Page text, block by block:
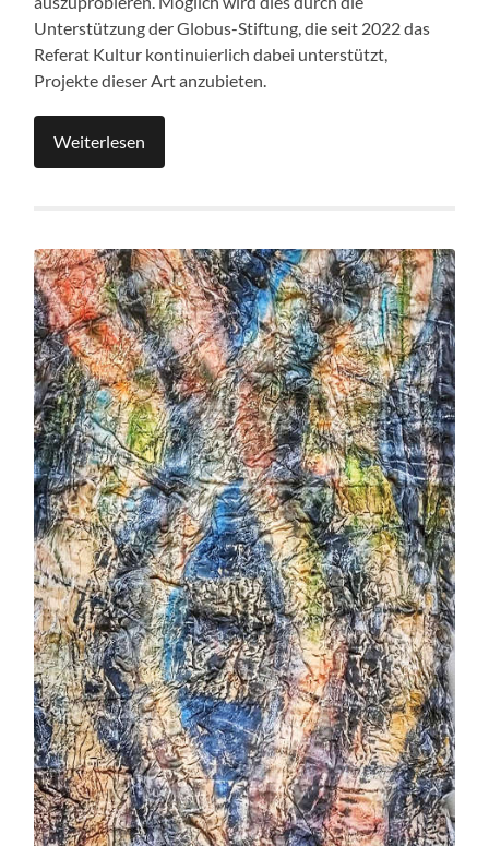
Unterstützung der Globus-Stiftung, die seit 2022 das
Referat Kultur kontinuierlich dabei unterstützt,
Projekte dieser Art anzubieten.
Weiterlesen